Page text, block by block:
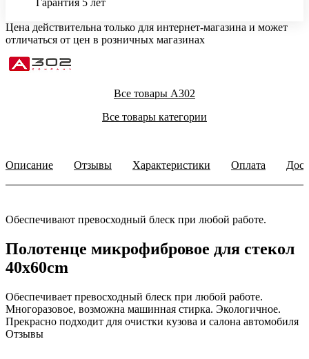
Гарантия 5 лет
Цена действительна только для интернет-магазина и может
отличаться от цен в розничных магазинах
Все товары A302
Все товары категории
Описание Отзывы Характеристики Оплата
Обеспечивают превосходный блеск при любой работе.
Полотенце микрофибровое для стекол
40x60cm
Обеспечивает превосходный блеск при любой работе.
Многоразовое, возможна машинная стирка. Экологичное.
Прекрасно подходит для очистки кузова и салона автомобиля
Отзывы